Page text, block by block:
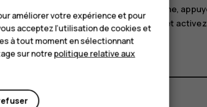
appel entrant en retournant le téléphone,
Retournez pour rejeter un appel et
améliorer votre expérience et pour
acceptez l’utilisation de cookies et
à tout moment en sélectionnant
sur notrepolitique relative aux